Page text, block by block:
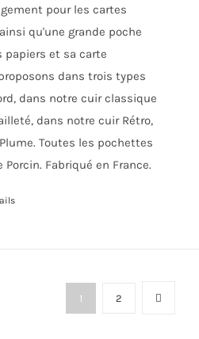
pour les cartes
qu'une grande poche
papiers et sa carte
dans trois types
dans notre cuir classique
dans notre cuir Rétro,
Toutes les pochettes
Fabriqué en France.
1 2